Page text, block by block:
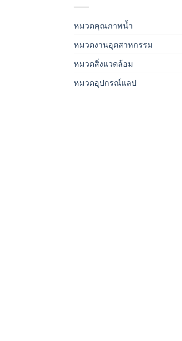
หมวดคุณภาพน้ำ
หมวดงานอุตสาหกรรม
หมวดสิ่งแวดล้อม
หมวดอุปกรณ์แลป